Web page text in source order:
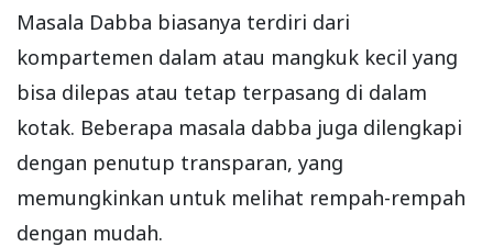
Masala Dabba biasanya terdiri dari
kompartemen dalam atau mangkuk kecil yang
bisa dilepas atau tetap terpasang di dalam
kotak. Beberapa masala dabba juga dilengkapi
dengan penutup transparan, yang
memungkinkan untuk melihat rempah-rempah
dengan mudah.